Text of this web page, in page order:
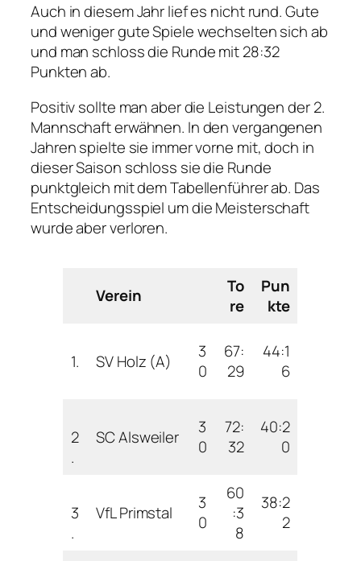
Auch in diesem Jahr lief es nicht rund. Gute
und weniger gute Spiele wechselten sich ab
und man schloss die Runde mit 28:32
Punkten ab.
Positiv sollte man aber die Leistungen der 2.
Mannschaft erwähnen. In den vergangenen
Jahren spielte sie immer vorne mit, doch in
dieser Saison schloss sie die Runde
punktgleich mit dem Tabellenführer ab. Das
Entscheidungsspiel um die Meisterschaft
wurde aber verloren.
Verein
To
re
Pun
kte
1. SV Holz (A)
3
0
67:
29
44:1
6
2
.
SC Alsweiler
3
0
72:
32
40:2
0
3
.
VfL Primstal
3
0
60
:3
8
38:2
2